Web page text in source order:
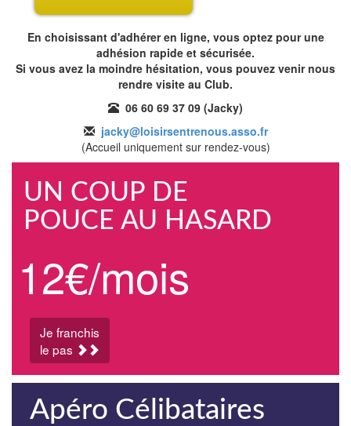
En choisissant d'adhérer en ligne, vous optez pour une
adhésion rapide et sécurisée.
Si vous avez la moindre hésitation, vous pouvez venir nous
rendre visite au Club.
06 60 69 37 09 (Jacky)
jacky@loisirsentrenous.asso.fr
(Accueil uniquement sur rendez-vous)
UN COUP DE
POUCE AU HASARD
12€/mois
Je franchis
le pas
Apéro Célibataires